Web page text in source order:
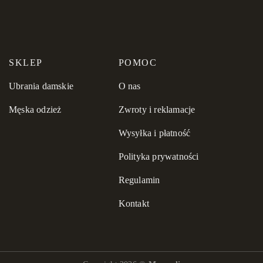
SKLEP
Ubrania damskie
Męska odzież
POMOC
O nas
Zwroty i reklamacje
Wysyłka i płatność
Polityka prywatności
Regulamin
Kontakt